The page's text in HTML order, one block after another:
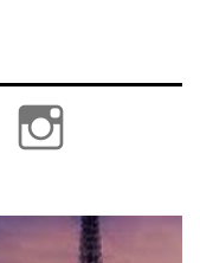
Twitter